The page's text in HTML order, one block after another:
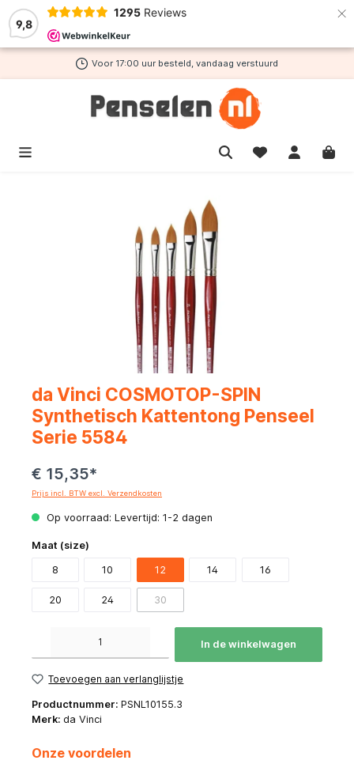
9,8
1295 Reviews ×
hoofdinhoud
Voor 17:00 uur besteld, vandaag verstuurd
da Vinci COSMOTOP-SPIN
Synthetisch Kattentong Penseel
Serie 5584
€ 15,35*
Prijs incl. BTW excl. Verzendkosten
Op voorraad: Levertijd: 1-2 dagen
Maat (size)
8 10 12 14 16
20 24 30
In de winkelwagen
Toevoegen aan verlanglijstje
Productnummer: PSNL10155.3
Merk: da Vinci
Onze voordelen